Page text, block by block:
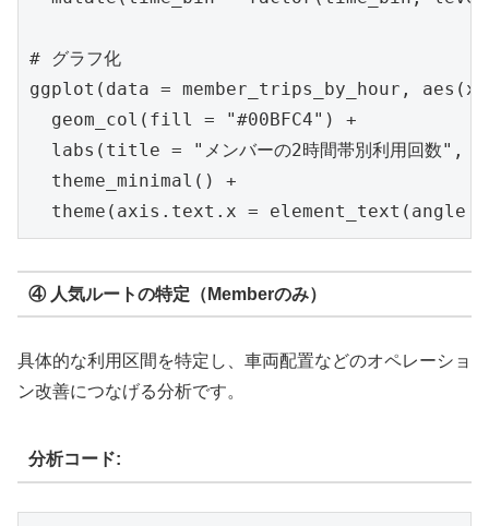
# グラフ化
ggplot(data = member_trips_by_hour,
  geom_col(fill = "#00BFC4") +
labs(title = "メンバーの2時間帯別利用回数",
  theme_minimal() +
theme(axis.text.x = element_text(angle
④ 人気ルートの特定（Memberのみ）
具体的な利用区間を特定し、車両配置などのオペレーショ
ン改善につなげる分析です。
分析コード: